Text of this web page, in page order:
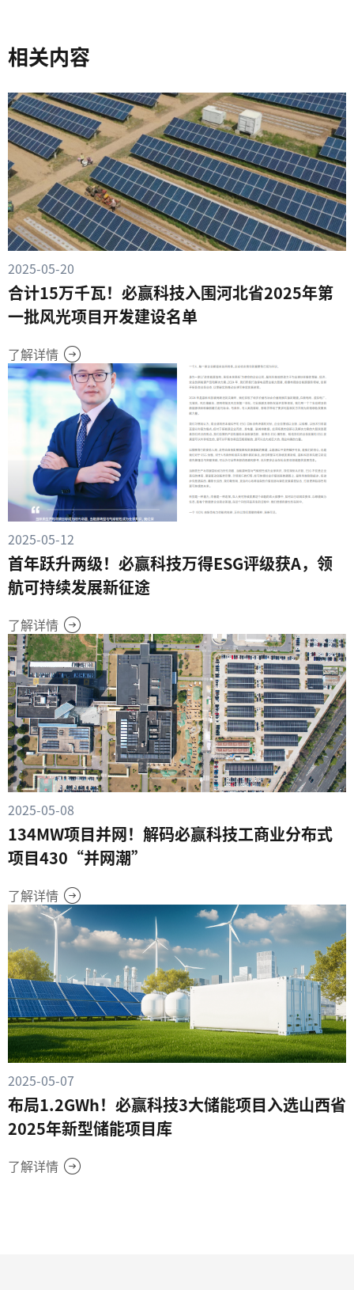
相关内容
2025-05-20
合计15万千瓦！必赢科技入围河北省2025年第
一批风光项目开发建设名单
了解详情
2025-05-12
首年跃升两级！必赢科技万得ESG评级获A，领
航可持续发展新征途
了解详情
2025-05-08
134MW项目并网！解码必赢科技工商业分布式
项目430“并网潮”
了解详情
2025-05-07
布局1.2GWh！必赢科技3大储能项目入选山西省
2025年新型储能项目库
了解详情